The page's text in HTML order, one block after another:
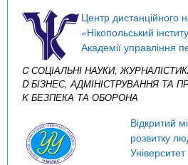
Центр дистанційного
«Нікопольський
Академії управління
C СОЦІАЛЬНІ НАУКИ,
D БІЗНЕС, АДМІНІСТРУВАННЯ ТА
K БЕЗПЕКА ТА ОБОРОНА
Відкритий
розвитку